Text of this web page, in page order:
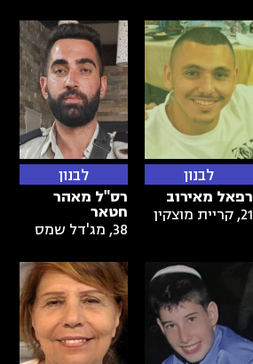
לבנון
רפאל מאירוב
21
,קריית מוצקין
לבנון
רס"ל מאהר
חטאר
38
, מג'דל שמס